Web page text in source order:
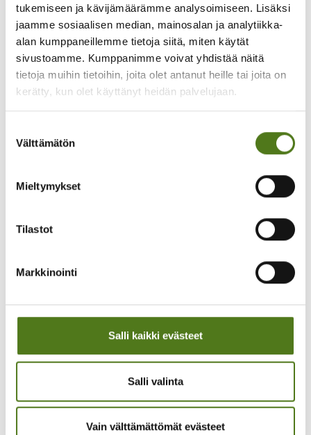
tukemiseen ja kävijämäärämme analysoimiseen. Lisäksi
jaamme sosiaalisen median, mainosalan ja analytiikka-
alan kumppaneillemme tietoja siitä, miten käytät
sivustoamme. Kumppanimme voivat yhdistää näitä
tietoja muihin tietoihin, joita olet antanut heille tai joita on
kerätty, kun olet käyttänyt heidän palvelujaan.
valinta
Välttämätön
Mieltymykset
Tilastot
Markkinointi
Salli kaikki evästeet
Salli valinta
Vain välttämättömät evästeet
Mitä mieltä olet sivun sisällöstä?
Hyödyllinen
Ymmärrettävä
Tukea ja toimintaa
Neuvonta
Tapahtumat
Tuetut lomat
Turvallisemman tilan